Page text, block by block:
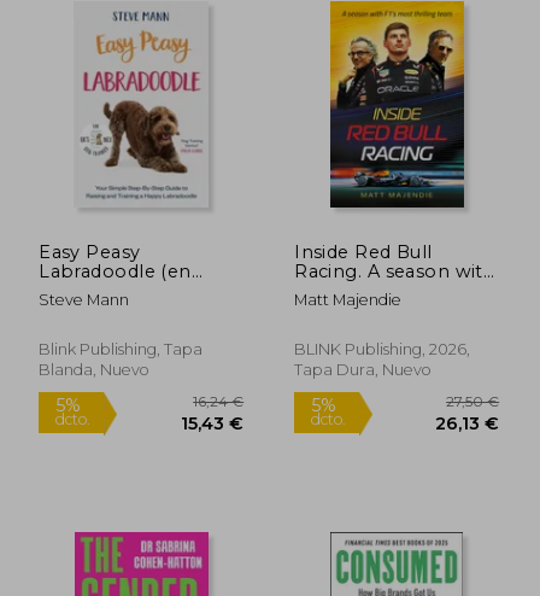
5%
dcto. 13,05 €
5%
dcto.
Easy Peasy
Labradoodle (en
Inglés)
Steve Mann
Blink Publishing, Tapa
Blanda, Nuevo
Inside Red Bull
Racing. A season with
F1's most thrilling
team (en Inglés)
Matt Majendie
BLINK Publishing, 2026,
Tapa Dura, Nuevo